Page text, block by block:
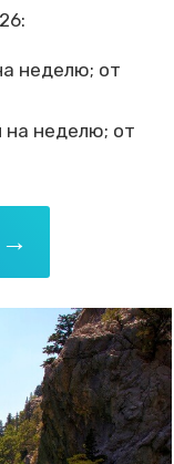
неделю; от
на неделю; от
→